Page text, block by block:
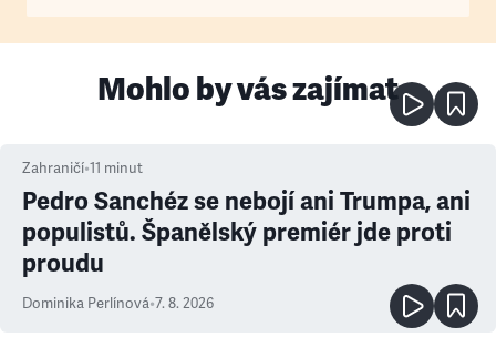
Mohlo by vás zajímat
Zahraničí•11 minut
Pedro Sanchéz se nebojí ani Trumpa, ani
populistů. Španělský premiér jde proti
proudu
Dominika Perlínová•7. 8. 2026